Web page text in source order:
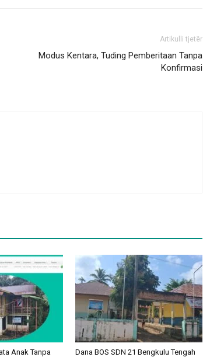
Artikulli tjetër
Modus Kentara, Tuding Pemberitaan Tanpa
Konfirmasi
Anak Tanpa
Dana BOS SDN 21 Bengkulu Tengah